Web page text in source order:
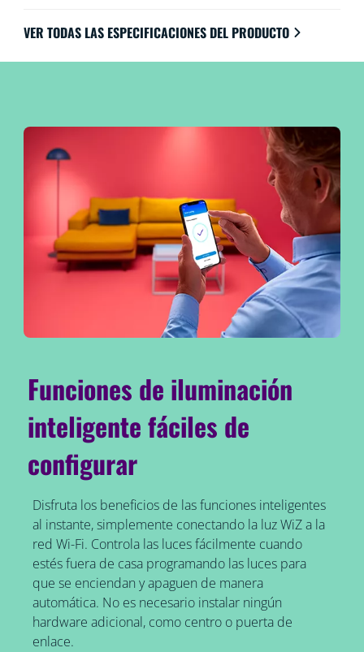
VER TODAS LAS ESPECIFICACIONES DEL PRODUCTO
Funciones de iluminación
inteligente fáciles de
configurar
Disfruta los beneficios de las funciones inteligentes
al instante, simplemente conectando la luz WiZ a la
red Wi-Fi. Controla las luces fácilmente cuando
estés fuera de casa programando las luces para
que se enciendan y apaguen de manera
automática. No es necesario instalar ningún
hardware adicional, como centro o puerta de
enlace.